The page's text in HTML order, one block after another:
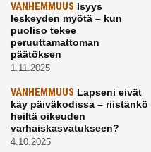
VANHEMMUUS Isyys
leskeyden myötä – kun
puoliso tekee
peruuttamattoman
päätöksen
1.11.2025
VANHEMMUUS Lapseni eivät
käy päiväkodissa – riistänkö
heiltä oikeuden
varhaiskasvatukseen?
4.10.2025